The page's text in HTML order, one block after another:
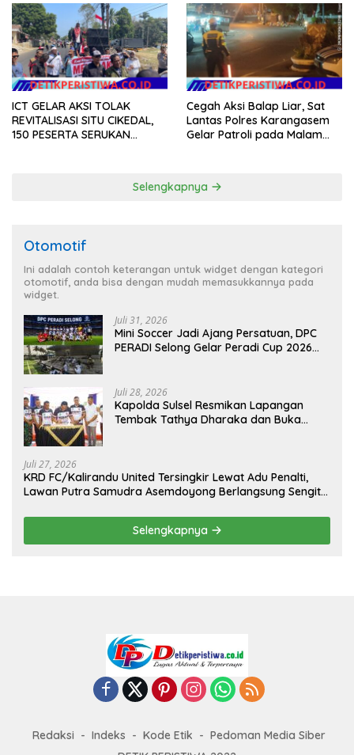
Gerakan Indonesia Asri
ICT GELAR AKSI TOLAK
REVITALISASI SITU CIKEDAL,
150 PESERTA SERUKAN
Cegah Aksi Balap Liar, Sat
Lantas Polres Karangasem
Gelar Patroli pada Malam
Selengkapnya
Otomotif
Ini adalah contoh keterangan untuk widget dengan kategori
otomotif, anda bisa dengan mudah memasukkannya pada
widget.
Juli 31, 2026
Mini Soccer Jadi Ajang Persatuan, DPC
PERADI Selong Gelar Peradi Cup 2026
Juli 28, 2026
Kapolda Sulsel Resmikan Lapangan
Tembak Tathya Dharaka dan Buka
Juli 27, 2026
KRD FC/Kalirandu United Tersingkir Lewat Adu Penalti,
Lawan Putra Samudra Asemdoyong Berlangsung Sengit
Selengkapnya
Redaksi Indeks Kode Etik
Pedoman Media Siber